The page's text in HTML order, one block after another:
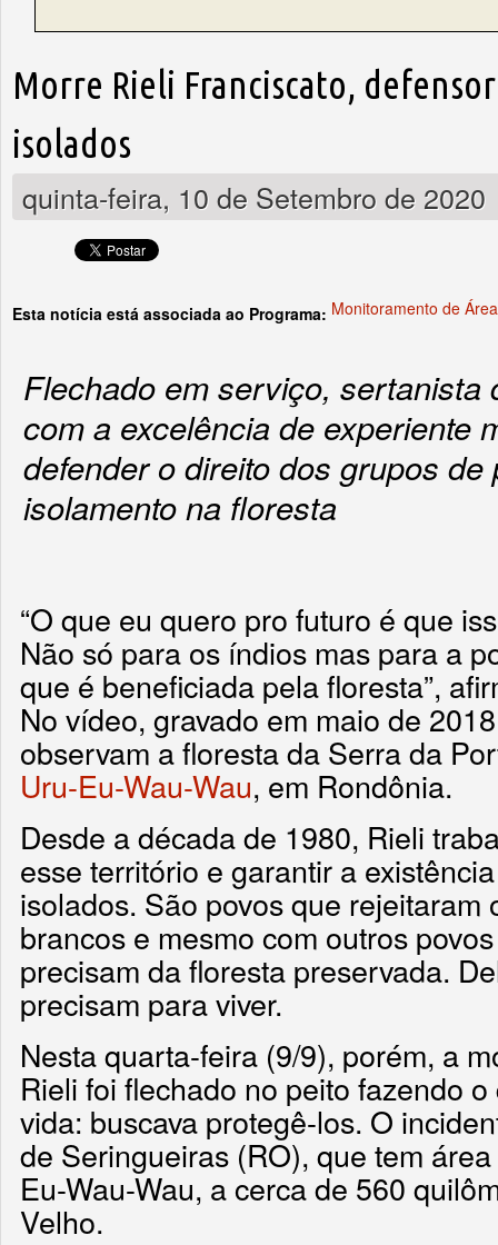
Morre Rieli Franciscato,
isolados
quinta-feira, 10 de Setembro de 2020
Esta notícia está associada ao Programa: Monitoramento de
Flechado em serviço, sertanista
com a excelência de experiente
defender o direito dos grupos
isolamento na floresta
“O que eu quero pro futuro é que
Não só para os índios mas para a
que é beneficiada pela floresta”,
No vídeo, gravado em maio de
observam a floresta da Serra da
Uru-Eu-Wau-Wau, em Rondônia.
Desde a década de 1980, Rieli
esse território e garantir a
isolados. São povos que rejeitaram
brancos e mesmo com outros
precisam da floresta preservada.
precisam para viver.
Nesta quarta-feira (9/9), porém, a
Rieli foi flechado no peito fazendo
vida: buscava protegê-los. O
de Seringueiras (RO), que tem
Eu-Wau-Wau, a cerca de 560
Velho.